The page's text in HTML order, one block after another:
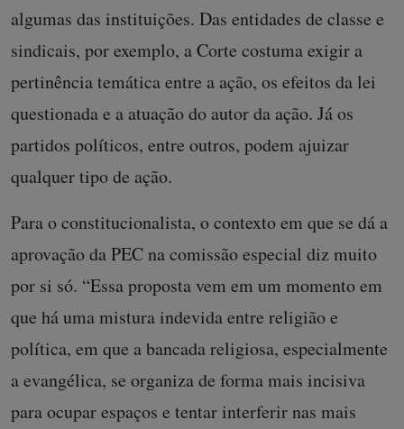
algumas das instituições. Das entidades de classe e
sindicais, por exemplo, a Corte costuma exigir a
pertinência temática entre a ação, os efeitos da lei
questionada e a atuação do autor da ação. Já os
partidos políticos, entre outros, podem ajuizar
qualquer tipo de ação.
Para o constitucionalista, o contexto em que se dá a
aprovação da PEC na comissão especial diz muito
por si só. “Essa proposta vem em um momento em
que há uma mistura indevida entre religião e
política, em que a bancada religiosa, especialmente
a evangélica, se organiza de forma mais incisiva
para ocupar espaços e tentar interferir nas mais